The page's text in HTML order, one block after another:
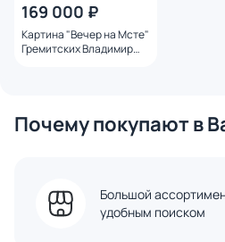
169 000 ₽
Картина "Вечер на Мсте"
Гремитских Владимир
Почему покупают в
Большой
удобным поиском